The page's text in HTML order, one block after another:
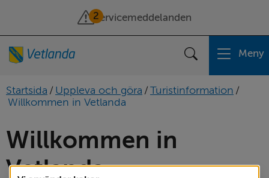
2
Servicemeddelanden
Sök Meny
Startsida / Uppleva och göra / Turistinformation /
Willkommen in Vetlanda
Willkommen in
Vetlanda -